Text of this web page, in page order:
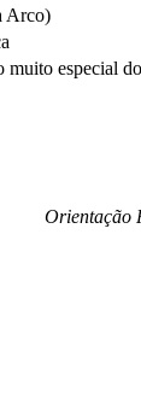
Arco)
especial
Orientação